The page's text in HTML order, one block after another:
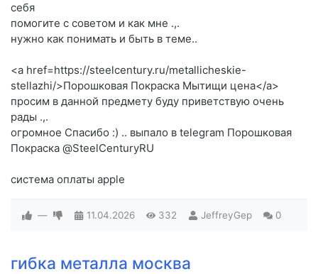
себя
помогите c советом и как мне .,.
нужно как понимать и быть в теме..
<a href=https://steelcentury.ru/metallicheskie-
stellazhi/>Порошковая Покраска Мытищи цена</a>
просим в данной предмету буду приветствую очень
рады .,.
огромное Спасибо :) .. выпало в telegram Порошковая
Покраска @SteelCenturyRU
система оплаты apple
— 11.04.2026 332 JeffreyGep 0
гибка металла москва